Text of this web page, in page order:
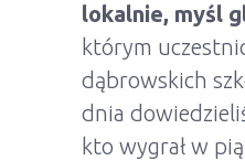
lokalnie, myśl
którym
dąbrowskich
dnia
kto wygrał w